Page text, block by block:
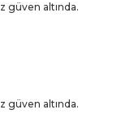
güven altında.
güven altında.